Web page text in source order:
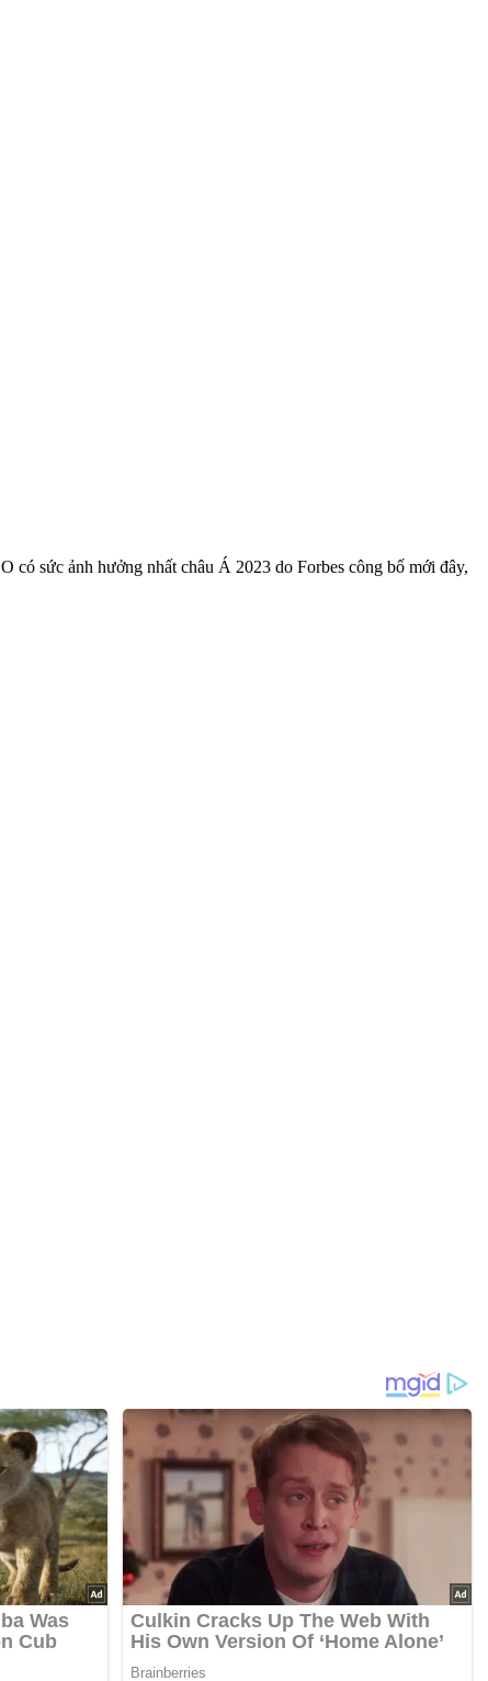
có sức ảnh hưởng nhất châu Á 2023 do Forbes công bố mới đây,